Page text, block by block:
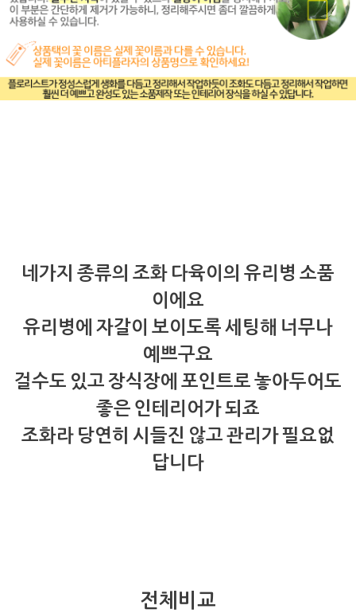
네가지 종류의 조화 다육이의 유리병 소품
이에요
유리병에 자갈이 보이도록 세팅해 너무나
예쁘구요
걸수도 있고 장식장에 포인트로 놓아두어도
좋은 인테리어가 되죠
조화라 당연히 시들진 않고 관리가 필요없
답니다
전체비교